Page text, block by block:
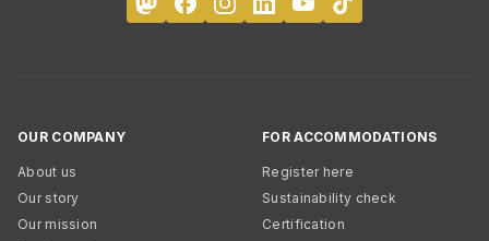
OUR COMPANY
About us
Our story
Our mission
FOR ACCOMMODATIONS
Register here
Sustainability check
Certification